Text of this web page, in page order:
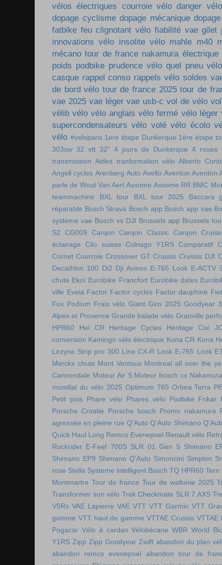
vélos électriques courroie vélo danger vélo
dopage cyclisme dopage mécanique
fatbike feu clignotant vélo fiabilité vae gilet
innovations vélo insolite vélo mahle m40
mécano tour de france nakamura électrique
poids podbike prudence vélo quel pneu vélo
casque rappel conso rappels vélo soldes
de bord vélo tour de france 2025 tour de
vae 2025 vae léger vae usb-c vol de vélo
vélib vélo vélo anglais vélo fermé vélo léger
supercondensateurs vélo volé vélo écolo
vélo #veloparis 1ere étape Dunkerque 1ère étape
303sw 32 vtt 32" 4 jours de Dunkerque 4 roues
transmission Aides tranformation vélo Alberto
Angell cycles Arenberg Auto Avello Aventon Aventon
parle de Wout Van Aert Axxome Axxome RR BMC
teammachine
BXL tour BXL tour 2025
Baccara
réparable Bosch Strava Bosch app Bosch app vae
système vae Bosch vs DJI Brussels app Brussels
S2
CG009 Carqon Carqon Classic Carqon Cruise
éclairage
Cilo suisse Colnago Y1RS Comparatif
Cornet Courroie Crossover GT Crussis Crussis DJI
Decathlon 100 Di2 Dji Avinox E-765 Look E-ACTV
chute Ekoï Eurobike Francfort Eurobike dates
ville Eveia Factor Factor cycles Factor dauphiné
Fox Podium Frais vélo Giant Giro 2025 Goodyear
Alpes et Provence Grande balade vélo Granville
HPR60
Hei CR Heritage Cycles Héritage Cixi
conversion Kamingo vélo électrique Kona CR Kona
Lezyne Strip pro 300 Line CX-R Look E-765 Look
Merckx chute Mont Ventoux Montreal all over the
Cannondale Moteur Air S Moteur bosch cx
mondial du vélo 2025 Optimum 765 Orbea Terra
Petit pois Phare vélo Phares vélo Podbike Frikar
Porsche Croatie
Porsche bosch Promo nakamura
agressée en pleine rue Q'Auto Q'Auto Shimano
Quick Haul Long Remco Evenepoel Renault vélo
Rockrider E-Feel 700S SLR 01 Gen 5 Shimano
Shimano EP9 Shimano Q'Auto Simoncini Simplon
rose Stella Systeme intelligent Bosch TQ HPR60 Tern
Montmartre Tour de france Tour de wallonie 2025
Transformer son vélo Trek Checkmate SLR 7 AXS
V5Rs VAE Lapierre VAE VTT VTT Garmin VTT
gamme VTT haut de gamme VTTAE Crussis VTTAE
Pogacar Vélo à cardan Vélobécane WBR World
Y1RS Zipp Zipp Goodyear Zwift abandon du plan
abandon remco evenepoel
abandon tour de